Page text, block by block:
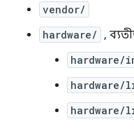
vendor/
hardware/ ,
hardware/
hardware/
hardware/